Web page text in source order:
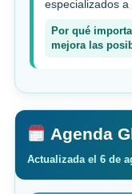
especializados a
Por qué
mejora las
Agenda
Actualizada el 6 de